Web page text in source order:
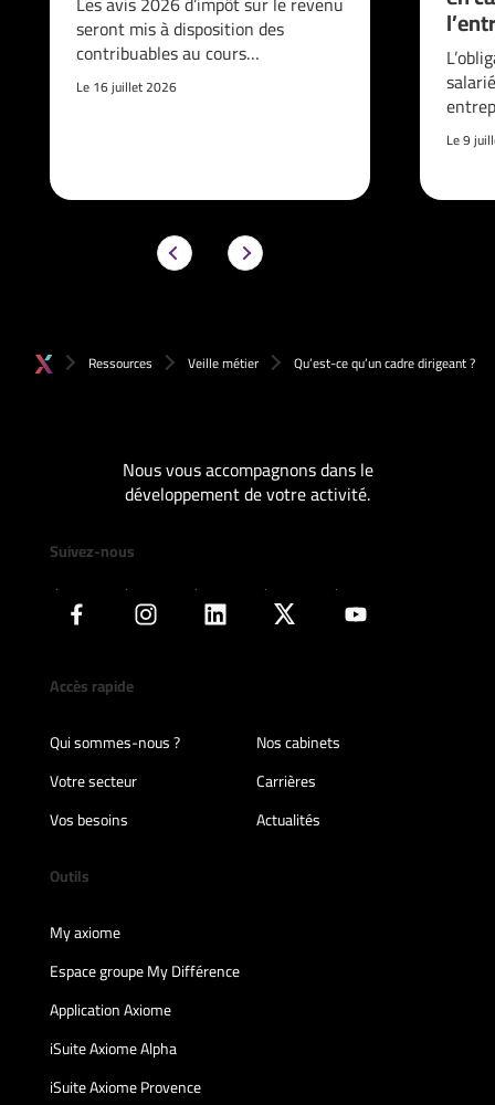
seront mis à disposition des
contribuables au cours…
Le 16 juillet 2026
Le 9
Ressources Veille métier Qu’est-ce qu’un cadre dirigeant ?
Nous vous accompagnons dans le
développement de votre activité.
Suivez-nous
Accès rapide
Qui sommes-nous ?
Nos cabinets
Votre secteur
Carrières
Vos besoins
Actualités
Outils
My axiome
Espace groupe My Différence
Application Axiome
iSuite Axiome Alpha
iSuite Axiome Provence